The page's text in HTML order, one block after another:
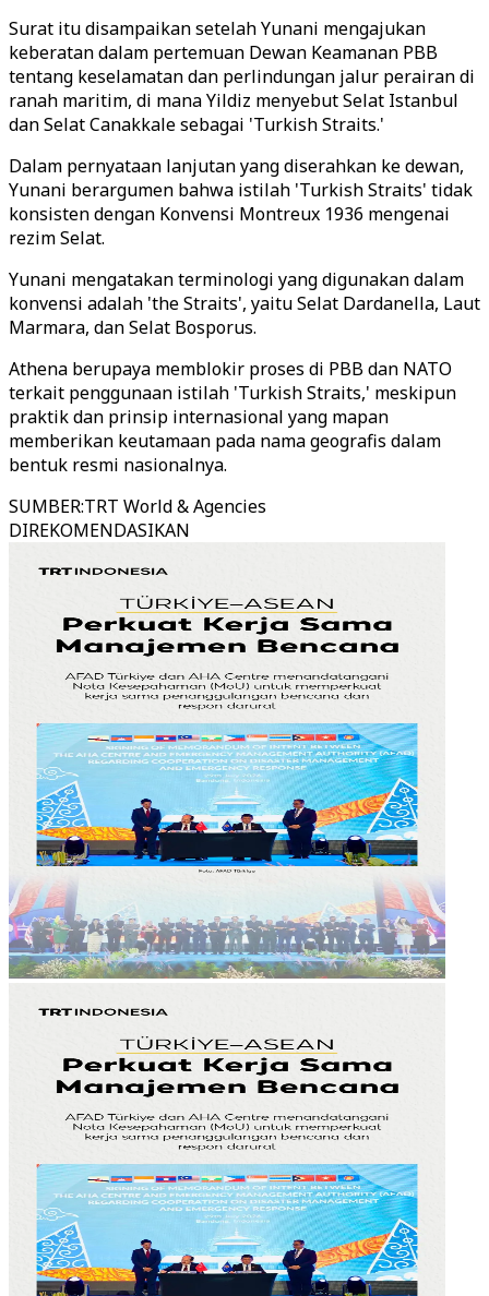
Surat itu disampaikan setelah Yunani mengajukan
keberatan dalam pertemuan Dewan Keamanan PBB
tentang keselamatan dan perlindungan jalur perairan di
ranah maritim, di mana Yildiz menyebut Selat Istanbul
dan Selat Canakkale sebagai 'Turkish Straits.'
Dalam pernyataan lanjutan yang diserahkan ke dewan,
Yunani berargumen bahwa istilah 'Turkish Straits' tidak
konsisten dengan Konvensi Montreux 1936 mengenai
rezim Selat.
Yunani mengatakan terminologi yang digunakan dalam
konvensi adalah 'the Straits', yaitu Selat Dardanella, Laut
Marmara, dan Selat Bosporus.
Athena berupaya memblokir proses di PBB dan NATO
terkait penggunaan istilah 'Turkish Straits,' meskipun
praktik dan prinsip internasional yang mapan
memberikan keutamaan pada nama geografis dalam
bentuk resmi nasionalnya.
SUMBER:TRT World & Agencies
DIREKOMENDASIKAN